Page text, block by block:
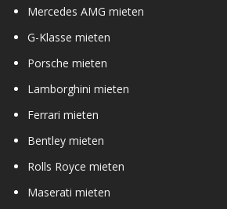
Mercedes AMG mieten
G-Klasse mieten
Porsche mieten
Lamborghini mieten
Ferrari mieten
Bentley mieten
Rolls Royce mieten
Maserati mieten